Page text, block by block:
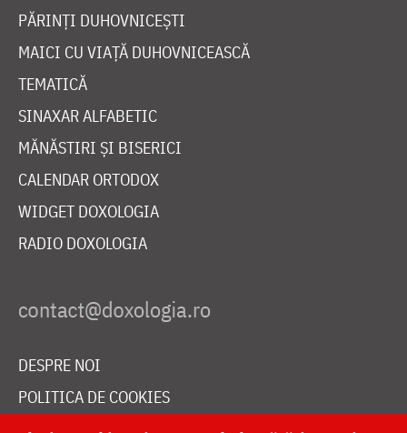
PĂRINȚI DUHOVNICEȘTI
MAICI CU VIAȚĂ DUHOVNICEASCĂ
TEMATICĂ
SINAXAR ALFABETIC
MĂNĂSTIRI ȘI BISERICI
CALENDAR ORTODOX
WIDGET DOXOLOGIA
RADIO DOXOLOGIA
DESPRE NOI
POLITICA DE COOKIES